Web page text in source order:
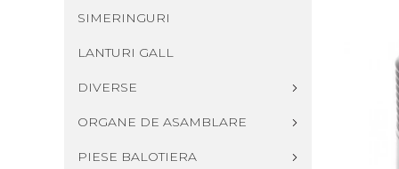
SIMERINGURI
LANTURI GALL
DIVERSE
ORGANE DE ASAMBLARE
PIESE BALOTIERA